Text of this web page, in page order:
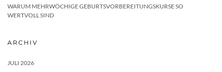
WARUM MEHRWÖCHIGE GEBURTSVORBEREITUNGSKURSE SO
WERTVOLL SIND
ARCHIV
JULI 2026